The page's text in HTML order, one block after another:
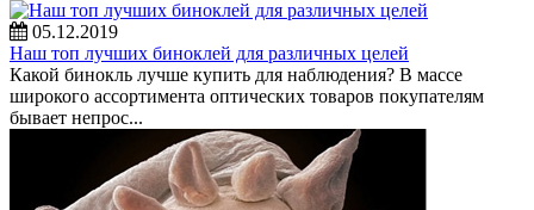
05.12.2019
Наш топ лучших биноклей для различных целей
Какой бинокль лучше купить для наблюдения? В массе
широкого ассортимента оптических товаров покупателям
бывает непрос...